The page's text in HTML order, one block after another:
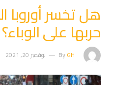
هل تخسر أوروبا
حربها على الوباء؟
ByGH نوفمبر 20, 2021